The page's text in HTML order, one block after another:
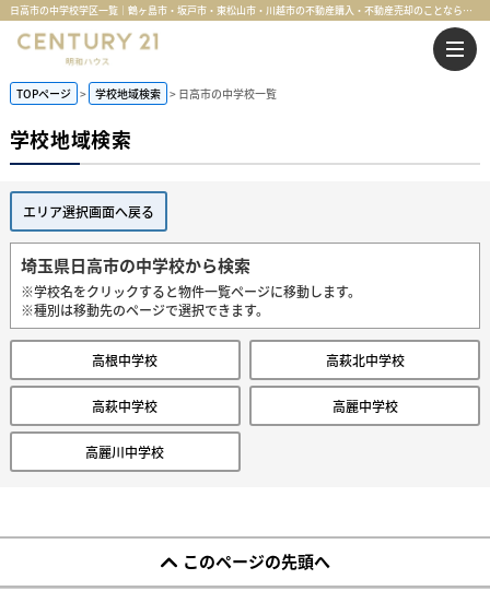
日高市の中学校学区一覧｜鶴ヶ島市・坂戸市・東松山市・川越市の不動産購入・不動産売却のことならセンチュリー21明和ハウス
TOPページ 学校地域検索 日高市の中学校一覧
学校地域検索
エリア選択画面へ戻る
埼玉県日高市の中学校から検索
※学校名をクリックすると物件一覧ページに移動します。
※種別は移動先のページで選択できます。
高根中学校 高萩北中学校
高萩中学校 高麗中学校
高麗川中学校
このページの先頭へ